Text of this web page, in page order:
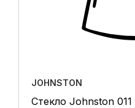
JOHNSTON
Стекло Johnston 011